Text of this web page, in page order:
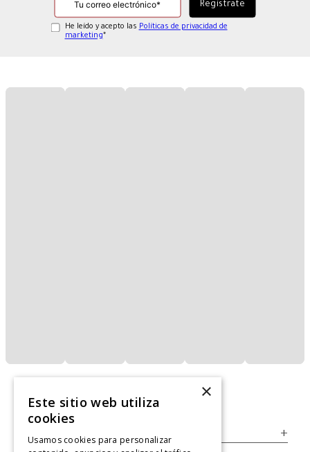
He leído y acepto las Políticas de privacidad de
marketing*
+
×
Este sitio web utiliza
cookies
Usamos cookies para personalizar